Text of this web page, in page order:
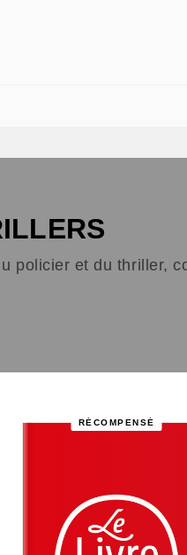
policier et du thriller,
RÉCOMPENSÉ